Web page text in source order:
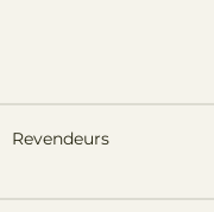
Revendeurs